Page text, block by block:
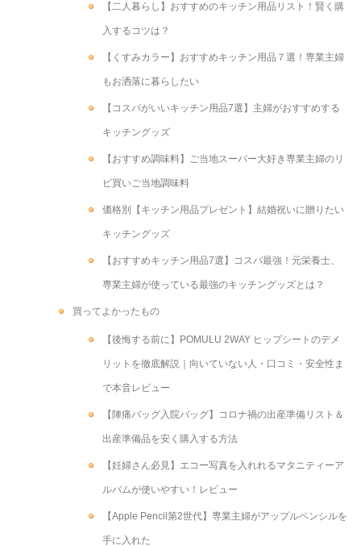
【二人暮らし】おすすめのキッチン用品リスト！賢く購
入するコツは？
【くすみカラー】おすすめキッチン用品７選！専業主婦
もお洒落に暮らしたい
【コスパがいいキッチン用品7選】主婦がおすすめする
キッチングッズ
【おすすめ調味料】ご当地スーパー大好き専業主婦のリ
ピ買いご当地調味料
価格別【キッチン用品プレゼント】結婚祝いに贈りたい
キッチングッズ
【おすすめキッチン用品7選】コスパ最強！元栄養士、
専業主婦が使っている最強のキッチングッズとは？
買ってよかったもの
【後悔する前に】POMULU 2WAY ヒップシートのデメ
リットを徹底解説｜向いていない人・口コミ・安全性ま
で本音レビュー
【陣痛バッグ入院バッグ】コロナ禍の出産準備リスト＆
出産準備品を安く購入する方法
【妊婦さん必見】エコー写真を入れれるマタニティーア
ルバムが使いやすい！レビュー
【Apple Pencil第2世代】専業主婦がアップルペンシルを
手に入れた